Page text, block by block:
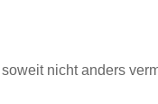
nicht anders